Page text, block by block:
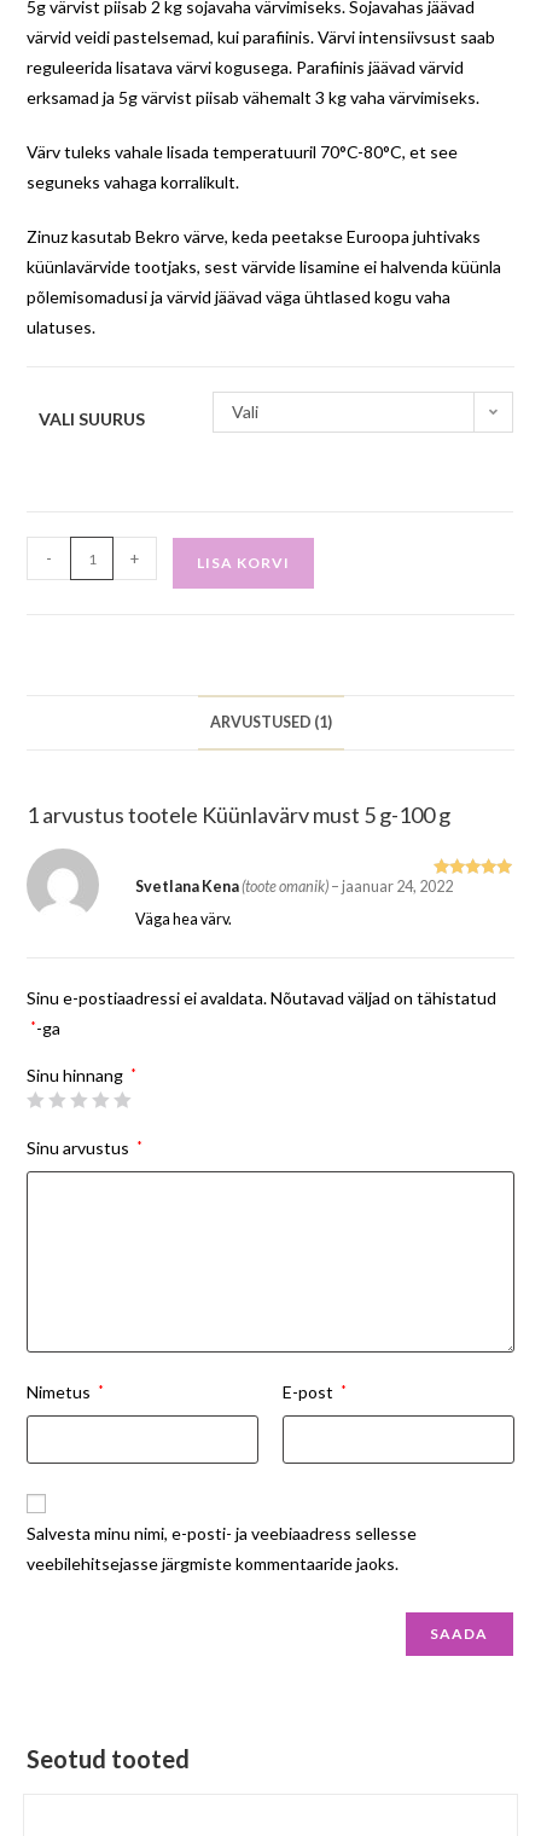
5g värvist piisab 2 kg sojavaha värvimiseks. Sojavahas jäävad
värvid veidi pastelsemad, kui parafiinis. Värvi intensiivsust saab
reguleerida lisatava värvi kogusega. Parafiinis jäävad värvid
erksamad ja 5g värvist piisab vähemalt 3 kg vaha värvimiseks.
Värv tuleks vahale lisada temperatuuril 70°C-80°C, et see
seguneks vahaga korralikult.
Zinuz kasutab Bekro värve, keda peetakse Euroopa juhtivaks
küünlavärvide tootjaks, sest värvide lisamine ei halvenda küünla
põlemisomadusi ja värvid jäävad väga ühtlased kogu vaha
ulatuses.
VALI SUURUS Vali
- + LISA KORVI
ARVUSTUSED (1)
1 arvustus tootele Küünlavärv must 5 g-100 g
Hinnangug
Svetlana Kena(toote omanik) – jaanuar 24, 2022
Väga hea värv.
Sinu e-postiaadressi ei avaldata. Nõutavad väljad on tähistatud
*-ga
Sinu hinnang *
Sinu arvustus *
Nimetus * E-post *
Salvesta minu nimi, e-posti- ja veebiaadress sellesse
veebilehitsejasse järgmiste kommentaaride jaoks.
Seotud tooted